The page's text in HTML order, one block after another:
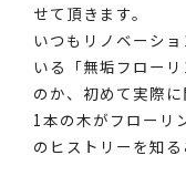
せて頂きます。
いつもリノベーシ
いる「無垢フロー
のか、初めて実際
1本の木がフローリ
のヒストリーを知